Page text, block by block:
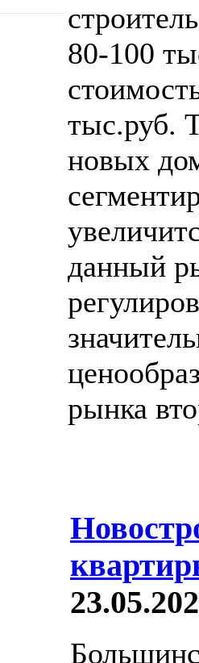
80-100
тыс.руб.
новых
данный
рынка